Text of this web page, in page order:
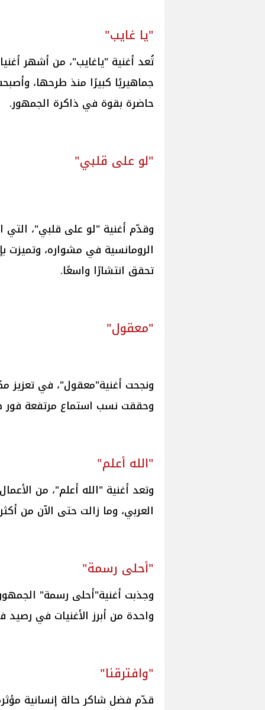
"يا غايب"
تُعد أغنية "ياغايب"، من أشهر
جماهيريًا كبيرًا منذ طرحها،
حاضرة بقوة في ذاكرة الجمهور.
"لو على قلبي"
وقدّم أغنية "لو على قلبي"، التي
الرومانسية في مشواره، وتميزت
تحقق انتشارًا واسعًا.
"معقول"
ونجحت أغنية"معقول"، في تعزيز
وحققت نسب استماع مرتفعة فور
"الله أعلم"
وتعد أغنية "الله أعلم"، من
العربي، وما زالت حتى الآن من
"أحلى رسمة"
وجذبت أغنية"أحلى رسمة"
واحدة من أبرز الأغنيات في
"وافترقنا"
قدّم فضل شاكر حالة إنسانية